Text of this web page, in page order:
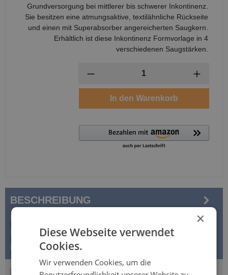
Grundversorgung bei mittlerer bis schwerer Inkontinenz.
Sie besitzen eine atmungsaktive, textilähnliche Rückseite
und einen mit Superabsorber angereicherten Saugkern.
Erhältlich ist diese Inkontinenz Formvorlage in 4
verschiedenen Saugstärken.
In den Warenkorb
BESCHREIBUNG
Inkontinenzvorlage – 4x25 (100) St. Karton Bei der Easy
Form Plus TBS handelt es sich um…
BEWERTUNGEN
×
Diese Webseite verwendet
Cookies.
Wir verwenden Cookies, um die